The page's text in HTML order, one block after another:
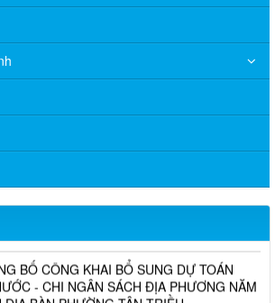
QUÂN SỰ PHƯỜNG TÂN TRIỀU
BỔ SUNG HỒ SƠ, GIẤY XÁC NHẬN
CÔNG TÁC TUYỂN CHỌN VÀ GỌI CÔNG
2027
SẢN PHẨM THỰC PHẨM BẢO VỆ SỨC
LƯỢNG
khai danh sách đề cử xét chọn “Nhà giáo
BỐ CÔNG KHAI BỔ SUNG DỰ TOÁN
- CHI NGÂN SÁCH ĐỊA PHƯƠNG NĂM
BÀN PHƯỜNG TÂN TRIỀU